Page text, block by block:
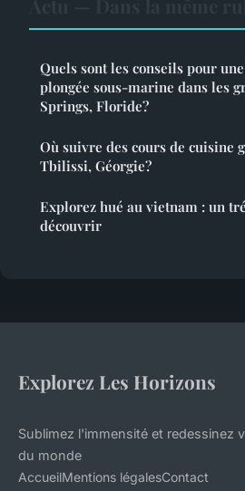
Quels sont les conseils pour
plongée sous-marine dans les
Springs, Floride?
Où suivre des cours de cuisine
Tbilissi, Géorgie?
Explorez hué au vietnam : un
découvrir
Explorez Les Horizons
Sublimez l'immensité et redessinez
du monde
AccueilMentions légalesContact